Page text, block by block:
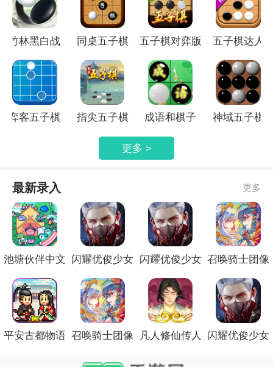
竹林黑白战 同桌五子棋 五子棋对弈版 五子棋达人
弈客五子棋 指尖五子棋 成语和棋子 神域五子棋
更多 >
最新录入 更多
池塘伙伴中文 闪耀优俊少女 闪耀优俊少女 召唤骑士团像
平安古都物语 召唤骑士团像
凡人修仙传人
闪耀优俊少女